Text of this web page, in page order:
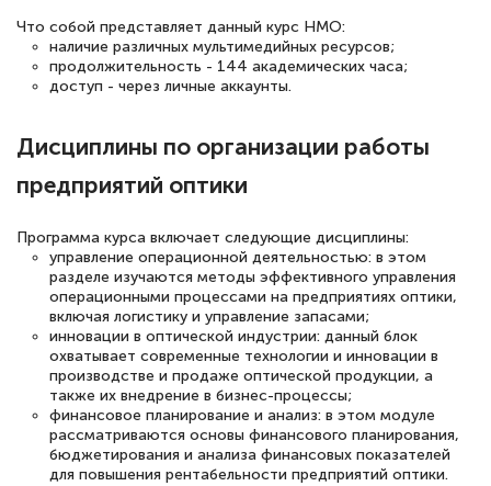
Знаток города 5 уровня
18 марта 2026
повышения квалификации "Эксперт ЕГЭ по
русскому языку и литературе". Много
подготовиться к тестированию. Это
книги, методические рекомендации,
статьи. Времени на подготовку
достаточно. Курс помогает пройти
аттестацию в школе. Спасибо!
Евгения Коротких
Что собой представляет данный курс НМО:
наличие различных мультимедийных ресурсов;
продолжительность - 144 академических часа;
доступ - через личные аккаунты.
Дисциплины по организации работы
предприятий оптики
Программа курса включает следующие дисциплины:
управление операционной деятельностью: в этом
разделе изучаются методы эффективного управления
операционными процессами на предприятиях оптики,
включая логистику и управление запасами;
инновации в оптической индустрии: данный блок
охватывает современные технологии и инновации в
производстве и продаже оптической продукции, а
также их внедрение в бизнес-процессы;
финансовое планирование и анализ: в этом модуле
рассматриваются основы финансового планирования,
бюджетирования и анализа финансовых показателей
для повышения рентабельности предприятий оптики.